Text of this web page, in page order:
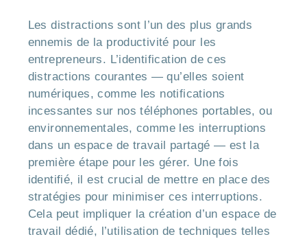
Les distractions sont l’un des plus grands
ennemis de la productivité pour les
entrepreneurs. L’identification de ces
distractions courantes — qu’elles soient
numériques, comme les notifications
incessantes sur nos téléphones portables, ou
environnementales, comme les interruptions
dans un espace de travail partagé — est la
première étape pour les gérer. Une fois
identifié, il est crucial de mettre en place des
stratégies pour minimiser ces interruptions.
Cela peut impliquer la création d’un espace de
travail dédié, l’utilisation de techniques telles